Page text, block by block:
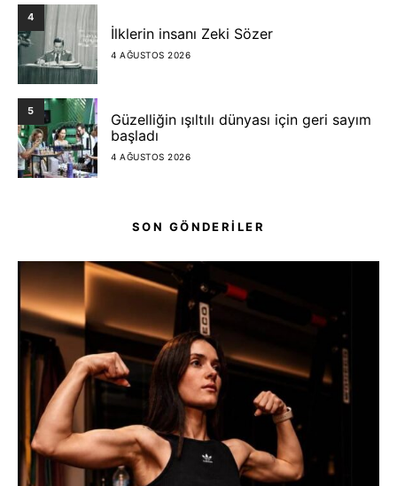
4
İlklerin insanı Zeki Sözer
4 AĞUSTOS 2026
5
Güzelliğin ışıltılı dünyası için geri sayım
başladı
4 AĞUSTOS 2026
SON GÖNDERİLER